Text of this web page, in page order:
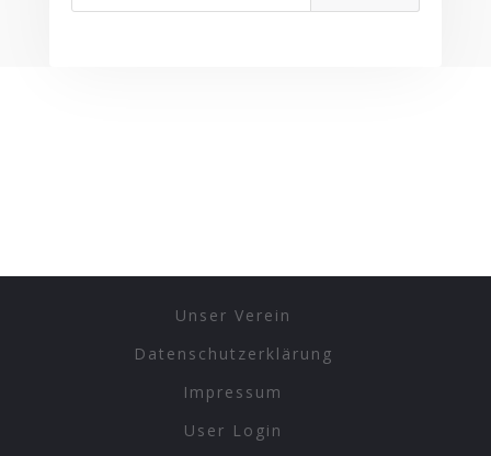
Unser Verein
Datenschutzerklärung
Impressum
User Login